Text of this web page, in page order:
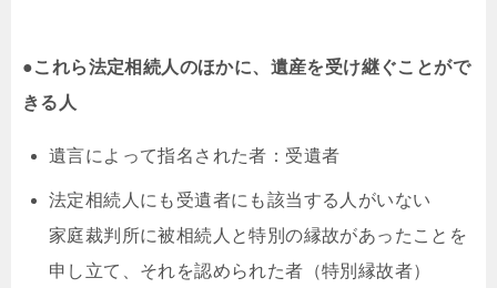
●これら法定相続人のほかに、遺産を受け継ぐことがで
きる人
遺言によって指名された者：受遺者
法定相続人にも受遺者にも該当する人がいない
家庭裁判所に被相続人と特別の縁故があったことを
申し立て、それを認められた者（特別縁故者）